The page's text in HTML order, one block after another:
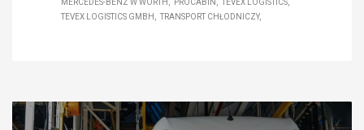
MERCEDES-BENZ W WÖRTH
PROCABIN
TEVEX LOGISTICS
TEVEX LOGISTICS GMBH
TRANSPORT CHŁODNICZY